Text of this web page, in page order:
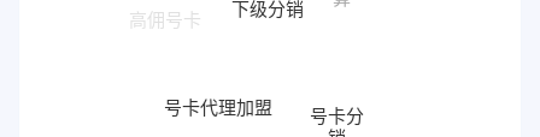
号卡分
销